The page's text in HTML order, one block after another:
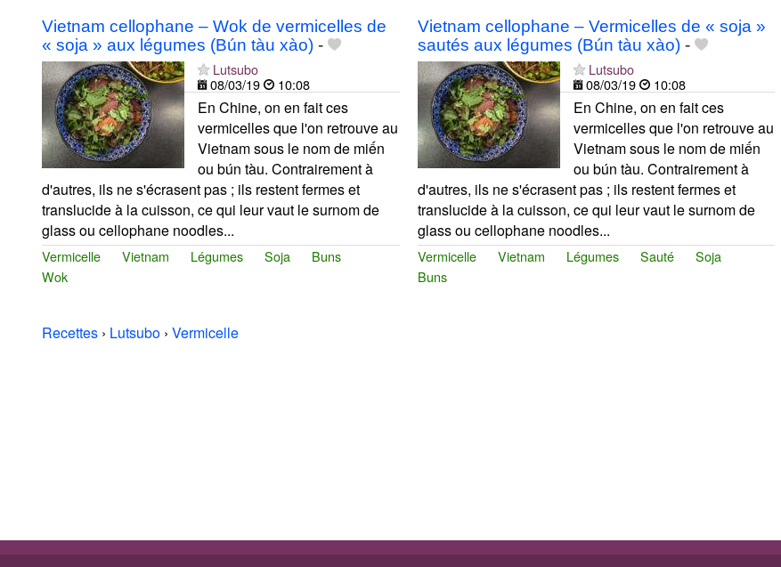
Vietnam cellophane – Wok de vermicelles de
« soja » aux légumes (Bún tàu xào) -
Lutsubo
08/03/19
10:08
En Chine, on en fait ces
vermicelles que l'on retrouve au
Vietnam sous le nom de miến
ou bún tàu. Contrairement à
d'autres, ils ne s'écrasent pas ; ils restent fermes et
translucide à la cuisson, ce qui leur vaut le surnom de
glass ou cellophane noodles...
Vermicelle Vietnam Légumes Soja
Buns
Wok
Vietnam cellophane – Vermicelles de « soja »
sautés aux légumes (Bún tàu xào)-
Lutsubo
08/03/19
10:08
En Chine, on en fait ces
vermicelles que l'on retrouve au
Vietnam sous le nom de miến
ou bún tàu. Contrairement à
d'autres, ils ne s'écrasent pas ; ils restent fermes et
translucide à la cuisson, ce qui leur vaut le surnom de
glass ou cellophane noodles...
Vermicelle Vietnam Légumes Sauté
Soja
Buns
Recettes › Lutsubo › Vermicelle